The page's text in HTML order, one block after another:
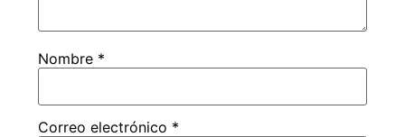
Nombre *
Correo electrónico *